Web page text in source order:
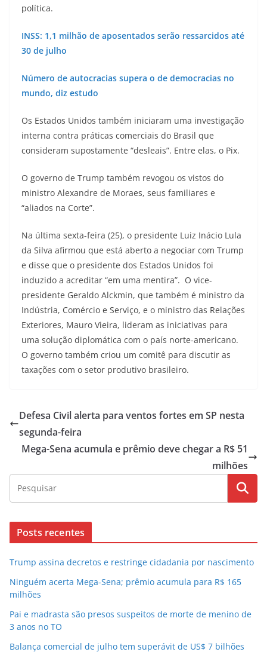
política.
INSS: 1,1 milhão de aposentados serão ressarcidos até
30 de julho
Número de autocracias supera o de democracias no
mundo, diz estudo
Os Estados Unidos também iniciaram uma investigação
interna contra práticas comerciais do Brasil que
consideram supostamente “desleais”. Entre elas, o Pix.
O governo de Trump também revogou os vistos do
ministro Alexandre de Moraes, seus familiares e
“aliados na Corte”.
Na última sexta-feira (25), o presidente Luiz Inácio Lula
da Silva afirmou que está aberto a negociar com Trump
e disse que o presidente dos Estados Unidos foi
induzido a acreditar “em uma mentira”. O vice-
presidente Geraldo Alckmin, que também é ministro da
Indústria, Comércio e Serviço, e o ministro das Relações
Exteriores, Mauro Vieira, lideram as iniciativas para
uma solução diplomática com o país norte-americano.
O governo também criou um comitê para discutir as
taxações com o setor produtivo brasileiro.
Defesa Civil alerta para ventos fortes em SP nesta
segunda-feira
Mega-Sena acumula e prêmio deve chegar a R$ 51
milhões
Posts recentes
Trump assina decretos e restringe cidadania por nascimento
Ninguém acerta Mega-Sena; prêmio acumula para R$ 165
milhões
Pai e madrasta são presos suspeitos de morte de menino de
3 anos no TO
Balança comercial de julho tem superávit de US$ 7 bilhões